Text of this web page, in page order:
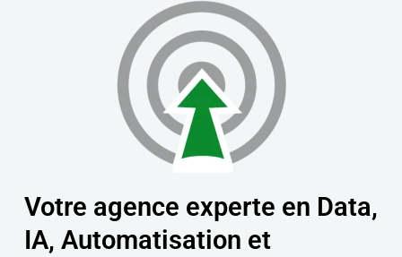
Votre agence experte en Data,
IA, Automatisation et